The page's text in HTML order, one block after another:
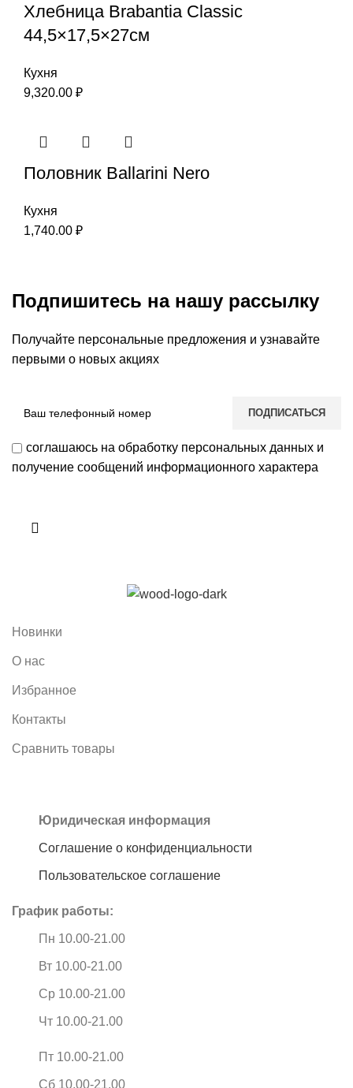
Хлебница Brabantia Classic
44,5×17,5×27см
Кухня
9,320.00 ₽
Половник Ballarini Nero
Кухня
1,740.00 ₽
Подпишитесь на нашу рассылку
Получайте персональные предложения и узнавайте
первыми о новых акциях
соглашаюсь на обработку персональных данных и
получение сообщений информационного характера
Новинки
О нас
Избранное
Контакты
Сравнить товары
Юридическая информация
Соглашение о конфиденциальности
Пользовательское соглашение
График работы:
Пн 10.00-21.00
Вт 10.00-21.00
Ср 10.00-21.00
Чт 10.00-21.00
Пт 10.00-21.00
Сб 10.00-21.00